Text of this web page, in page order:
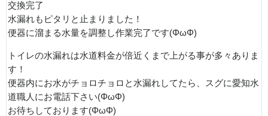
交換完了
水漏れもピタリと止まりました！
便器に溜まる水量を調整し作業完了です(ΦωΦ)
トイレの水漏れは水道料金が倍近くまで上がる事が多々ありま
す！
便器内にお水がチョロチョロと水漏れしてたら、スグに愛知水
道職人にお電話下さい(ΦωΦ)
お待ちしております(ΦωΦ)